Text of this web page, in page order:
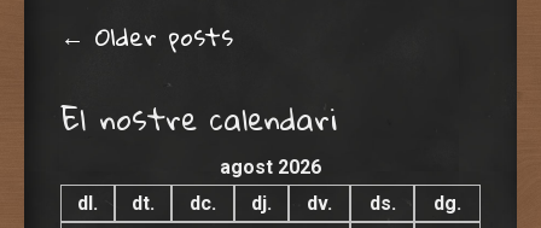
Post navigation
← Older posts
El nostre calendari
agost 2026
dl.
dt. dc. dj. dv. ds. dg.